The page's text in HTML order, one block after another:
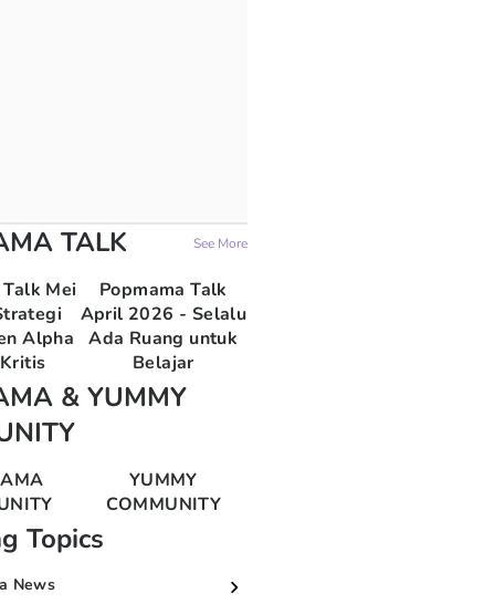
TALK See More
Mei
Alpha
Popmama Talk
April 2026 - Selalu
Ada Ruang untuk
Belajar
& YUMMY
YUMMY
COMMUNITY
Topics
News